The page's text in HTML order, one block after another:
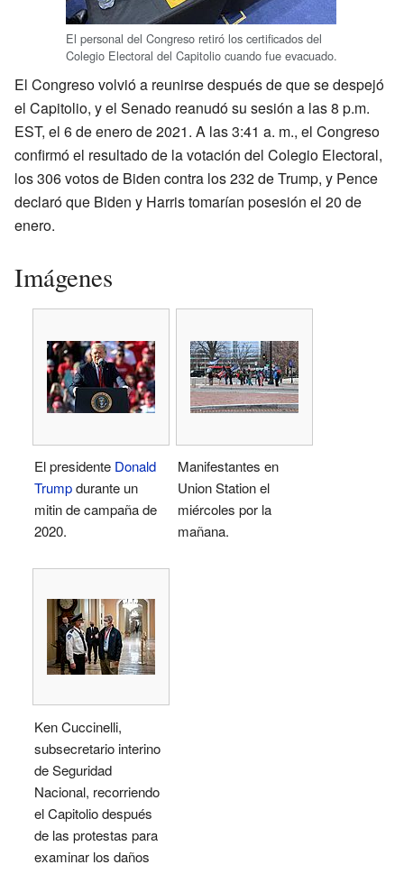
El personal del Congreso retiró los certificados del
Colegio Electoral del Capitolio cuando fue evacuado.
El Congreso volvió a reunirse después de que se despejó
el Capitolio, y el Senado reanudó su sesión a las 8 p.m.
EST, el 6 de enero de 2021. A las 3:41 a. m., el Congreso
confirmó el resultado de la votación del Colegio Electoral,
los 306 votos de Biden contra los 232 de Trump, y Pence
declaró que Biden y Harris tomarían posesión el 20 de
enero.
Imágenes
El presidente Donald
Trumpdurante un
mitin de campaña de
2020.
Manifestantes en
Union Station el
miércoles por la
mañana.
Ken Cuccinelli,
subsecretario interino
de Seguridad
Nacional, recorriendo
el Capitolio después
de las protestas para
examinar los daños